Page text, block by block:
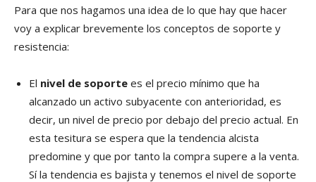
Para que nos hagamos una idea de lo que hay que hacer
voy a explicar brevemente los conceptos de soporte y
resistencia:
El nivel de soporte es el precio mínimo que ha
alcanzado un activo subyacente con anterioridad, es
decir, un nivel de precio por debajo del precio actual. En
esta tesitura se espera que la tendencia alcista
predomine y que por tanto la compra supere a la venta.
Sí la tendencia es bajista y tenemos el nivel de soporte